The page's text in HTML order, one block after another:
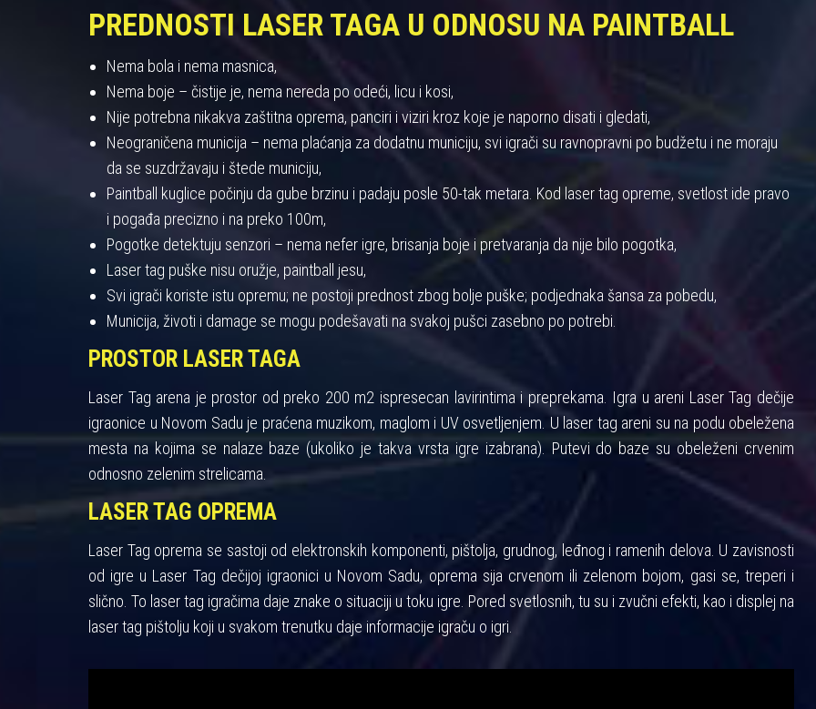
PREDNOSTI LASER TAGA U ODNOSU NA PAINTBALL
Nema bola i nema masnica,
Nema boje – čistije je, nema nereda po odeći, licu i kosi,
Nije potrebna nikakva zaštitna oprema, panciri i viziri kroz koje je naporno disati i gledati,
Neograničena municija – nema plaćanja za dodatnu municiju, svi igrači su ravnopravni po budžetu i ne moraju
da se suzdržavaju i štede municiju,
Paintball kuglice počinju da gube brzinu i padaju posle 50-tak metara. Kod laser tag opreme, svetlost ide pravo
i pogađa precizno i na preko 100m,
Pogotke detektuju senzori – nema nefer igre, brisanja boje i pretvaranja da nije bilo pogotka,
Laser tag puške nisu oružje, paintball jesu,
Svi igrači koriste istu opremu; ne postoji prednost zbog bolje puške; podjednaka šansa za pobedu,
Municija, životi i damage se mogu podešavati na svakoj pušci zasebno po potrebi.
PROSTOR LASER TAGA
Laser Tag arena je prostor od preko 200 m2 ispresecan lavirintima i preprekama. Igra u areni Laser Tag dečije
igraonice u Novom Sadu je praćena muzikom, maglom i UV osvetljenjem. U laser tag areni su na podu obeležena
mesta na kojima se nalaze baze (ukoliko je takva vrsta igre izabrana). Putevi do baze su obeleženi crvenim
odnosno zelenim strelicama.
LASER TAG OPREMA
Laser Tag oprema se sastoji od elektronskih komponenti, pištolja, grudnog, leđnog i ramenih delova. U zavisnosti
od igre u Laser Tag dečijoj igraonici u Novom Sadu, oprema sija crvenom ili zelenom bojom, gasi se, treperi i
slično. To laser tag igračima daje znake o situaciji u toku igre. Pored svetlosnih, tu su i zvučni efekti, kao i displej na
laser tag pištolju koji u svakom trenutku daje informacije igraču o igri.